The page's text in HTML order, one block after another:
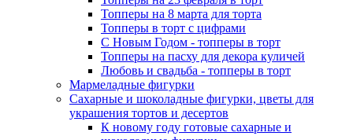
Топперы на 8 марта для торта
Топперы в торт с цифрами
С Новым Годом - топперы в торт
Топперы на пасху для декора куличей
Любовь и свадьба - топперы в торт
Мармеладные фигурки
Сахарные и шоколадные фигурки, цветы для
украшения тортов и десертов
К новому году готовые сахарные и